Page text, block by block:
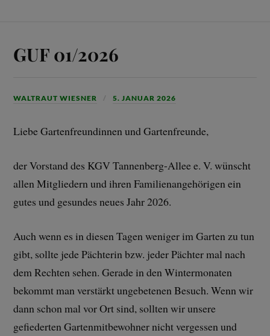
GUF 01/2026
WALTRAUT WIESNER 5. JANUAR 2026
Liebe Gartenfreundinnen und Gartenfreunde,
der Vorstand des KGV Tannenberg-Allee e. V. wünscht
allen Mitgliedern und ihren Familienangehörigen ein
gutes und gesundes neues Jahr 2026.
Auch wenn es in diesen Tagen weniger im Garten zu tun
gibt, sollte jede Pächterin bzw. jeder Pächter mal nach
dem Rechten sehen. Gerade in den Wintermonaten
bekommt man verstärkt ungebetenen Besuch. Wenn wir
dann schon mal vor Ort sind, sollten wir unsere
gefiederten Gartenmitbewohner nicht vergessen und